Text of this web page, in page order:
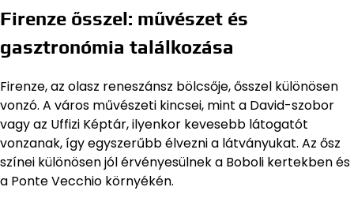
Firenze ősszel: művészet és
gasztronómia találkozása
Firenze, az olasz reneszánsz bölcsője, ősszel különösen
vonzó. A város művészeti kincsei, mint a David-szobor
vagy az Uffizi Képtár, ilyenkor kevesebb látogatót
vonzanak, így egyszerűbb élvezni a látványukat. Az ősz
színei különösen jól érvényesülnek a Boboli kertekben és
a Ponte Vecchio környékén.